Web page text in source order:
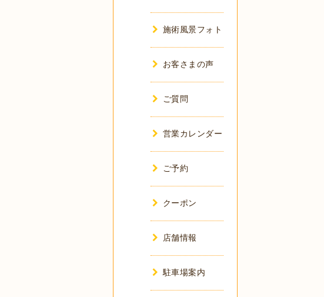
施術風景フォト
お客さまの声
ご質問
営業カレンダー
ご予約
クーポン
店舗情報
駐車場案内